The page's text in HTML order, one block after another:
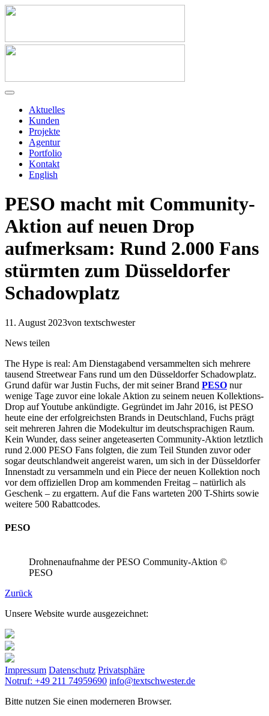
Aktuelles
Kunden
Projekte
Agentur
Portfolio
Kontakt
English
PESO macht mit Community-
Aktion auf neuen Drop
aufmerksam: Rund 2.000 Fans
stürmten zum Düsseldorfer
Schadowplatz
11. August 2023von textschwester
News teilen
The Hype is real: Am Dienstagabend versammelten sich mehrere
tausend Streetwear Fans rund um den Düsseldorfer Schadowplatz.
Grund dafür war Justin Fuchs, der mit seiner Brand PESO nur
wenige Tage zuvor eine lokale Aktion zu seinem neuen Kollektions-
Drop auf Youtube ankündigte. Gegründet im Jahr 2016, ist PESO
heute eine der erfolgreichsten Brands in Deutschland, Fuchs prägt
seit mehreren Jahren die Modekultur im deutschsprachigen Raum.
Kein Wunder, dass seiner angeteaserten Community-Aktion letztlich
rund 2.000 PESO Fans folgten, die zum Teil Stunden zuvor oder
sogar deutschlandweit angereist waren, um sich in der Düsseldorfer
Innenstadt zu versammeln und ein Piece der neuen Kollektion noch
vor dem offiziellen Drop am kommenden Freitag – natürlich als
Geschenk – zu ergattern. Auf die Fans warteten 200 T-Shirts sowie
weitere 500 Rabattcodes.
PESO
Drohnenaufnahme der PESO Community-Aktion ©
PESO
Zurück
Unsere Website wurde ausgezeichnet:
Impressum Datenschutz Privatsphäre
Notruf: +49 211 74959690 info@textschwester.de
Bitte nutzen Sie einen moderneren Browser.